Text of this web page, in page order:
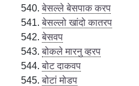
बेसल्ले बेसपाक करप
बेसल्लो खांदो कातरप
बेसवप
बोकले मारनु व्हरप
बोट दाकवप
बोटां मोडप